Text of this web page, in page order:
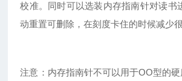
校准。同时可以选装内存指南针对读书
动重置可删除，在刻度卡住的时候减少很
注意：内存指南针不可以用于OO型的